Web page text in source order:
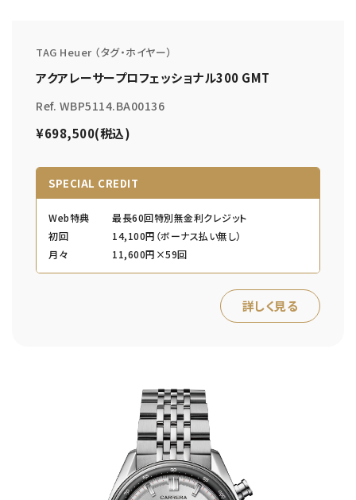
TAG Heuer （タグ・ホイヤー）
アクアレーサープロフェッショナル300 GMT
Ref. WBP5114.BA00136
¥698,500(税込)
SPECIAL CREDIT
Web特典
最長60回特別無金利クレジット
初回
14,100円（ボーナス払い無し）
月々
11,600円×59回
詳しく見る